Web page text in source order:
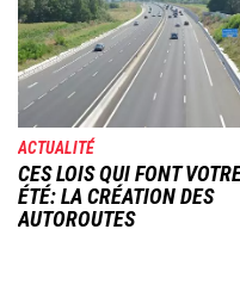
ACTUALITÉ
CES LOIS QUI FONT
ÉTÉ: LA CRÉATION DES
AUTOROUTES